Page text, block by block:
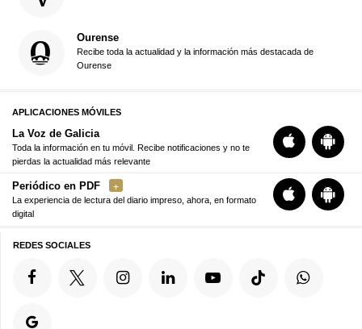
Ourense
Recibe toda la actualidad y la información más destacada de
Ourense
APLICACIONES MÓVILES
La Voz de Galicia
Toda la información en tu móvil. Recibe notificaciones y no te
pierdas la actualidad más relevante
Periódico en PDF
La experiencia de lectura del diario impreso, ahora, en formato
digital
REDES SOCIALES